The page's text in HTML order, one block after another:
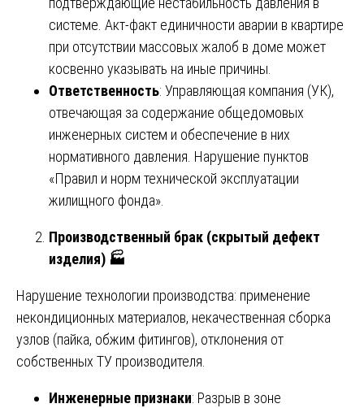
системе. Акт-факт единичности аварии в квартире
при отсутствии массовых жалоб в доме может
косвенно указывать на иные причины.
Ответственность: Управляющая компания (УК),
отвечающая за содержание общедомовых
инженерных систем и обеспечение в них
нормативного давления. Нарушение пунктов
«Правил и норм технической эксплуатации
жилищного фонда».
Производственный брак (скрытый дефект
изделия) 🏭
Нарушение технологии производства: применение
некондиционных материалов, некачественная сборка
узлов (пайка, обжим фитингов), отклонения от
собственных ТУ производителя.
Инженерные признаки: Разрыв в зоне